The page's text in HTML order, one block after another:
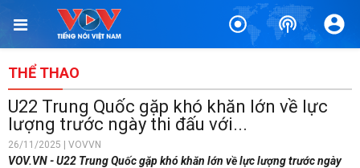
THỂ THAO
U22 Trung Quốc gặp khó khăn lớn về lực
lượng trước ngày thi đấu với...
26/11/2025 | VOVVN
VOV.VN - U22 Trung Quốc gặp khó khăn lớn về lực lượng trước ngày